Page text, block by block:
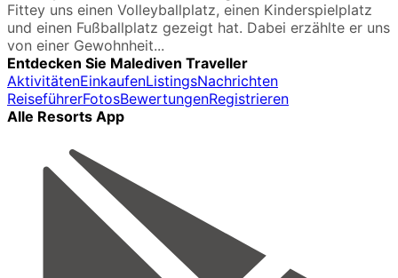
Fittey uns einen Volleyballplatz, einen Kinderspielplatz
und einen Fußballplatz gezeigt hat. Dabei erzählte er uns
von einer Gewohnheit...
Entdecken Sie Malediven Traveller
AktivitätenEinkaufenListingsNachrichten
ReiseführerFotosBewertungenRegistrieren
Alle Resorts App